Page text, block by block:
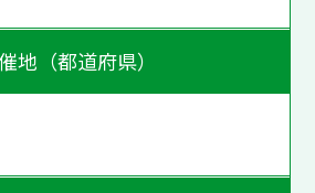
地（都道府県）